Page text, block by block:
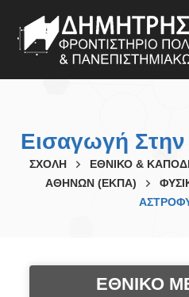
Εισαγωγή
ΣΧΟΛΗ
ΕΘΝΙΚΟ &
ΑΘΗΝΩΝ (ΕΚΠΑ)
ΕΘΝΙΚΟ